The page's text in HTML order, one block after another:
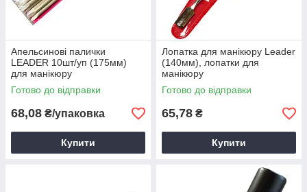
Апельсинові палички
LEADER 10шт/уп (175мм)
для манікюру
Готово до відправки
68,08 ₴/упаковка
Купити
Лопатка для манікюру Leader
(140мм), лопатки для
манікюру
Готово до відправки
65,78 ₴
Купити